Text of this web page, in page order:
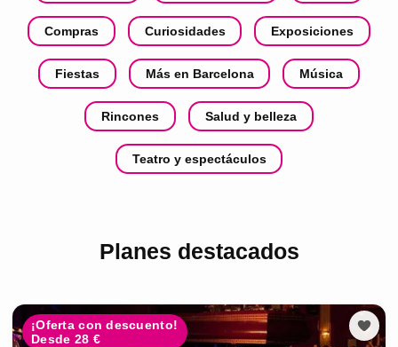
Compras Curiosidades Exposiciones
Fiestas Más en Barcelona Música
Rincones Salud y belleza
Teatro y espectáculos
Planes destacados
¡Oferta con descuento!
Desde 28 €